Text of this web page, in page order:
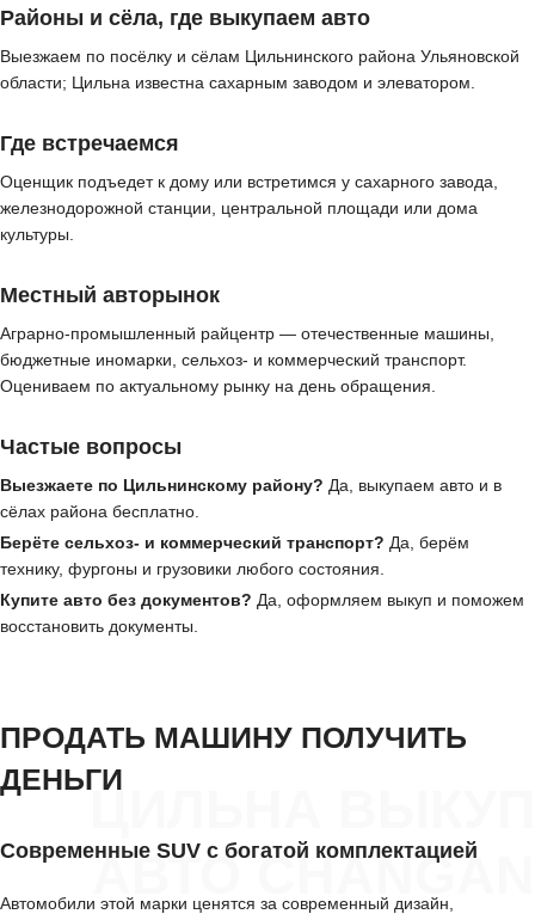
Районы и сёла, где выкупаем авто
Выезжаем по посёлку и сёлам Цильнинского района Ульяновской
области; Цильна известна сахарным заводом и элеватором.
Где встречаемся
Оценщик подъедет к дому или встретимся у сахарного завода,
железнодорожной станции, центральной площади или дома
культуры.
Местный авторынок
Аграрно-промышленный райцентр — отечественные машины,
бюджетные иномарки, сельхоз- и коммерческий транспорт.
Оцениваем по актуальному рынку на день обращения.
Частые вопросы
Выезжаете по Цильнинскому району? Да, выкупаем авто и в
сёлах района бесплатно.
Берёте сельхоз- и коммерческий транспорт? Да, берём
технику, фургоны и грузовики любого состояния.
Купите авто без документов? Да, оформляем выкуп и поможем
восстановить документы.
ЦИЛЬНА ВЫКУП
АВТО CHANGAN
ПРОДАТЬ МАШИНУ ПОЛУЧИТЬ
ДЕНЬГИ
Современные SUV с богатой комплектацией
Автомобили этой марки ценятся за современный дизайн,